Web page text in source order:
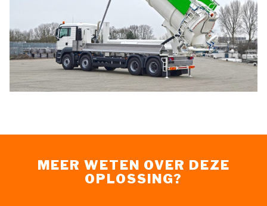
MEER WETEN OVER DEZE
OPLOSSING?